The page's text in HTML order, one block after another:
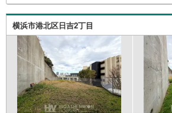
横浜市港北区日吉2丁目